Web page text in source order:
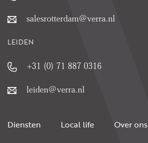
salesrotterdam@verra.nl
LEIDEN
+31 (0) 71 887 0316
leiden@verra.nl
Diensten Local life Over ons